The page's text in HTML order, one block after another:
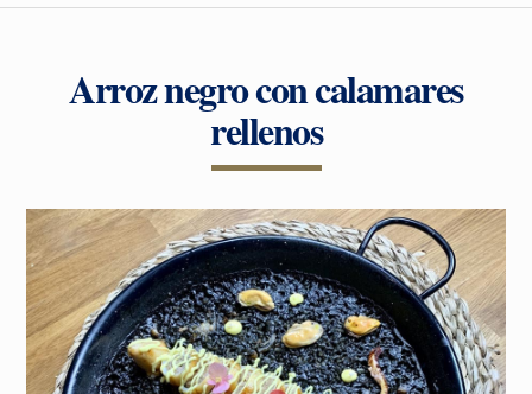
Arroz negro con calamares
rellenos